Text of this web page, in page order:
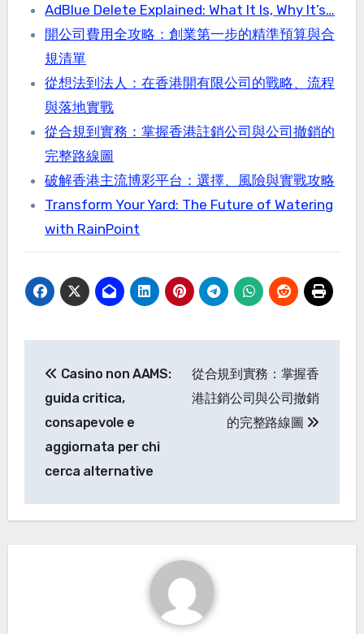
AdBlue Delete Explained: What It Is, Why It’s…
開公司費用全攻略：創業第一步的精準預算與合
規清單
從想法到法人：在香港開有限公司的戰略、流程
與落地實戰
從合規到實務：掌握香港註銷公司與公司撤銷的
完整路線圖
破解香港主流博彩平台：選擇、風險與實戰攻略
Transform Your Yard: The Future of Watering
with RainPoint
navigation
Casino non AAMS:
guida critica,
consapevole e
aggiornata per chi
cerca alternative
從合規到實務：掌握香
港註銷公司與公司撤銷
的完整路線圖